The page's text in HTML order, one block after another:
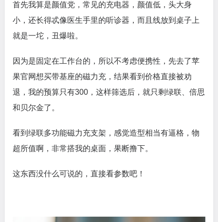
首先我算是颜值党，常见的充电器，颜值低，头大身
小，还长得忒像医生手里的听诊器，而且线放到桌子上
就是一坨，丑爆啦。
因为是固定在工作台的，所以不考虑便携性，先去了苹
果官网想买带基座的磁力充，结果看到价格直接被劝
退，我的预算只有300，这样筛选后，就只剩绿联、倍思
和贝尔金了。
看到绿联多功能磁力充支架，感觉造型相当有逼格，物
超所值啊，非常搭我的桌面，果断撸下。
这东西没什么可说的，直接看参数吧！